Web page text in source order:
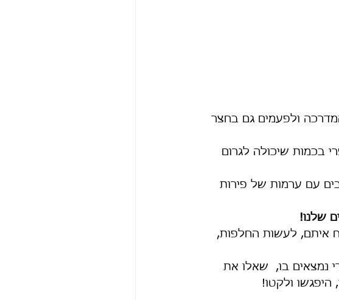
ולפעמים גם בחצר
בכמות שיכולה לגרום
עם ערמות של פירות
שלנו!
איתם, לעשות החלפות,
נמצאים בו,  שאלו את
ולקטו!